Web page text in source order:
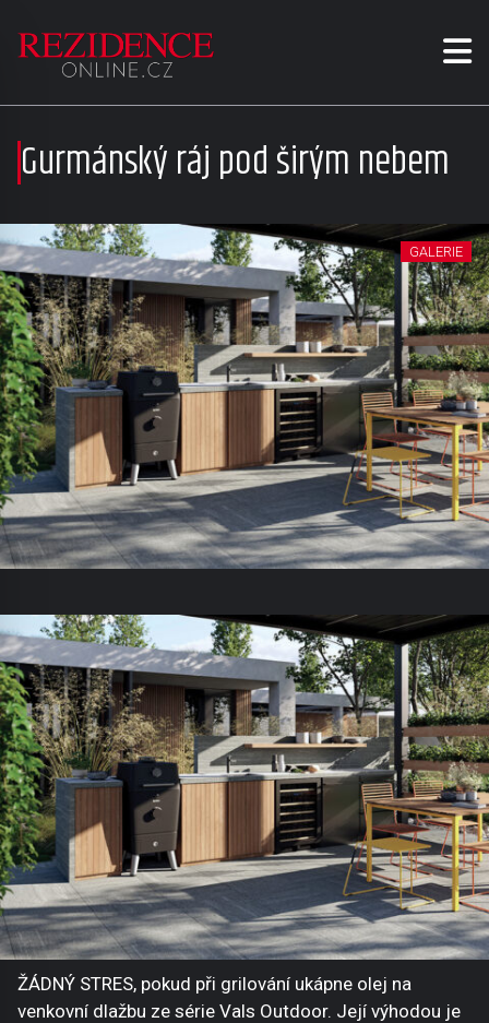
Gurmánský ráj pod širým nebem
GALERIE
ŽÁDNÝ STRES, pokud při grilování ukápne olej na
venkovní dlažbu ze série Vals Outdoor. Její výhodou je